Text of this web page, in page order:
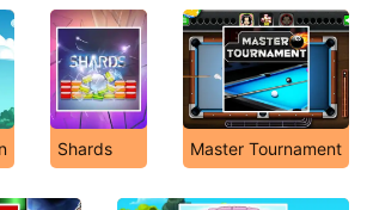
Shards Master Tournament